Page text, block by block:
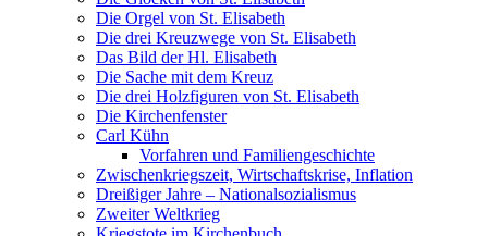
Die Orgel von St. Elisabeth
Die drei Kreuzwege von St. Elisabeth
Das Bild der Hl. Elisabeth
Die Sache mit dem Kreuz
Die drei Holzfiguren von St. Elisabeth
Die Kirchenfenster
Carl Kühn
Vorfahren und Familiengeschichte
Zwischenkriegszeit, Wirtschaftskrise, Inflation
Dreißiger Jahre – Nationalsozialismus
Zweiter Weltkrieg